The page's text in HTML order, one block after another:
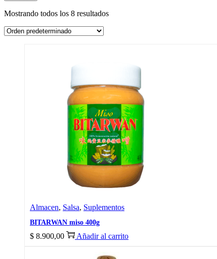
Mostrando todos los 8 resultados
Almacen, Salsa, Suplementos
BITARWAN miso 400g
$ 8.900,00 Añadir al carrito